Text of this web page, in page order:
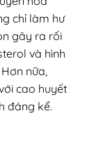
chỉ làm hư
gây ra rối
và hình
nữa,
cao huyết
đáng kể.